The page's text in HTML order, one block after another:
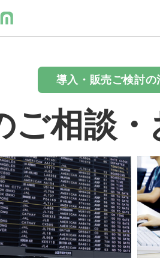
導入・販売ご検討の
ご相談